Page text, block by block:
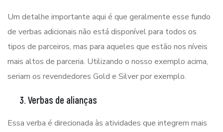
Um detalhe importante aqui é que geralmente esse fundo
de verbas adicionais não está disponível para todos os
tipos de parceiros, mas para aqueles que estão nos níveis
mais altos de parceria. Utilizando o nosso exemplo acima,
seriam os revendedores Gold e Silver por exemplo.
3. Verbas de alianças
Essa verba é direcionada às atividades que integrem mais